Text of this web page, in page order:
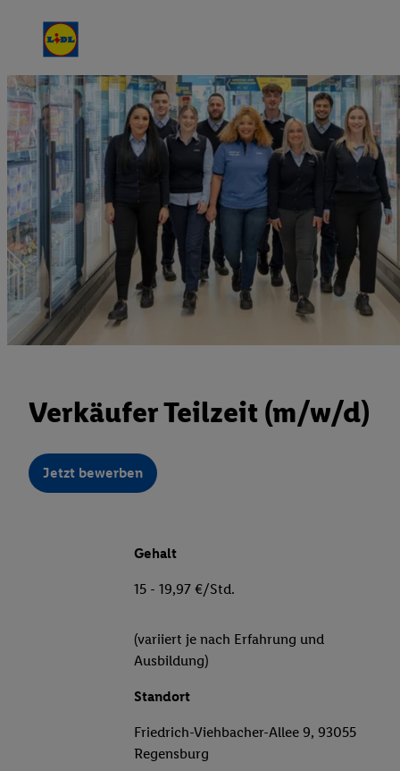
Verkäufer Teilzeit (m/w/d)
Jetzt bewerben
Gehalt
15 - 19,97 €/Std.
(variiert je nach Erfahrung und
Ausbildung)
Standort
Friedrich-Viehbacher-Allee 9, 93055
Regensburg